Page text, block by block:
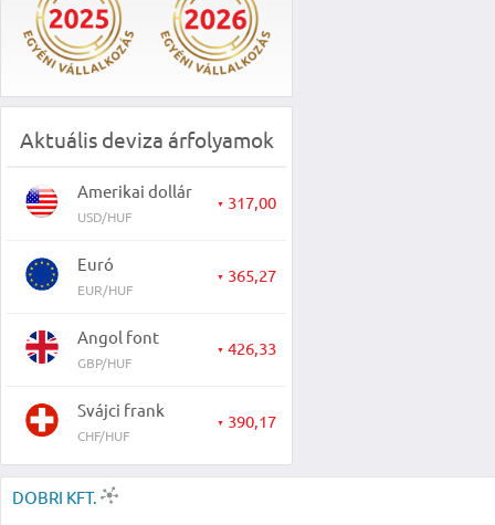
Aktuális deviza árfolyamok
Amerikai dollár
USD/HUF
▼ 317,00
Euró
EUR/HUF
▼ 365,27
Angol font
GBP/HUF
▼ 426,33
Svájci frank
CHF/HUF
▼ 390,17
DOBRI KFT.